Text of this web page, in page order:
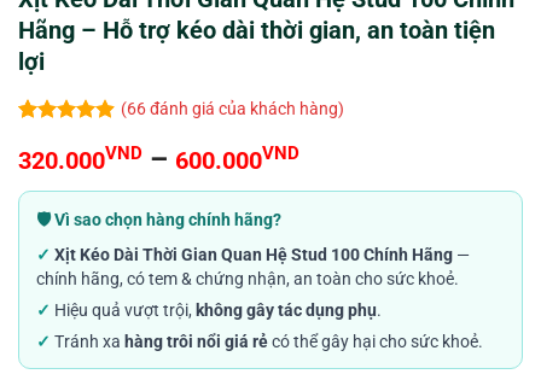
Hãng – Hỗ trợ kéo dài thời gian, an toàn tiện
lợi
dựa trên
đánh giá
(66đánh giá của khách hàng)
320.000VND – 600.000VNDKhoảng
giá:
320.000VND
đến
600.000VND
🛡️ Vì sao chọn hàng chính hãng?
✓ Xịt Kéo Dài Thời Gian Quan Hệ Stud 100 Chính Hãng —
chính hãng, có tem & chứng nhận, an toàn cho sức khoẻ.
✓ Hiệu quả vượt trội, không gây tác dụng phụ.
✓ Tránh xa hàng trôi nổi giá rẻcó thể gây hại cho sức khoẻ.